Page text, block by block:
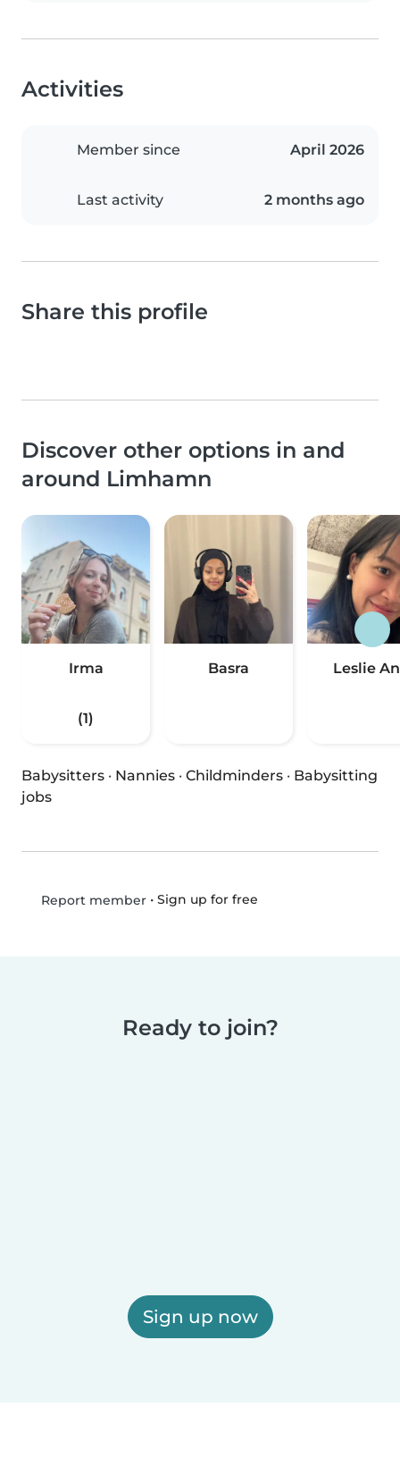
Activities
Member since April 2026
Last activity 2 months ago
Share this profile
Discover other options in and
around Limhamn
Irma
(1)
Basra Leslie
Babysitters · Nannies · Childminders · Babysitting
jobs
Report member• Sign up for free
Ready to join?
Sign up now